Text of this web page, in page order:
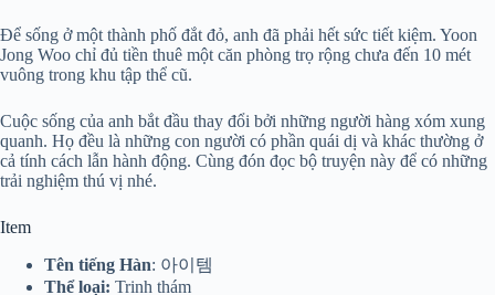
Để sống ở một thành phố đắt đỏ, anh đã phải hết sức tiết kiệm. Yoon
Jong Woo chỉ đủ tiền thuê một căn phòng trọ rộng chưa đến 10 mét
vuông trong khu tập thể cũ.
Cuộc sống của anh bắt đầu thay đổi bởi những người hàng xóm xung
quanh. Họ đều là những con người có phần quái dị và khác thường ở
cả tính cách lẫn hành động. Cùng đón đọc bộ truyện này để có những
trải nghiệm thú vị nhé.
Item
Tên tiếng Hàn: 아이템
Thể loại: Trinh thám